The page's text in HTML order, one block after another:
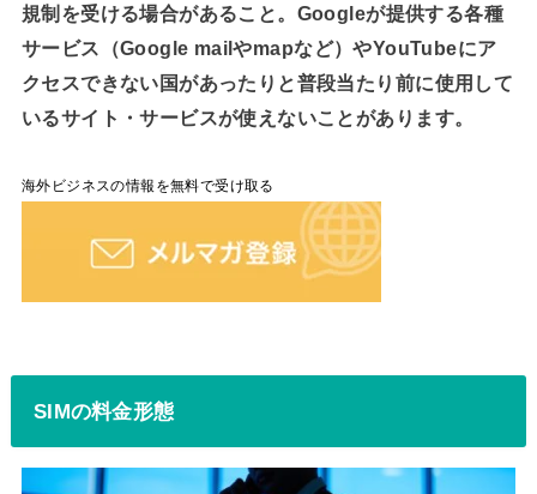
規制を受ける場合があること。Googleが提供する各種
サービス（Google mailやmapなど）やYouTubeにア
クセスできない国があったりと普段当たり前に使用して
いるサイト・サービスが使えないことがあります。
海外ビジネスの情報を無料で受け取る
SIMの料金形態